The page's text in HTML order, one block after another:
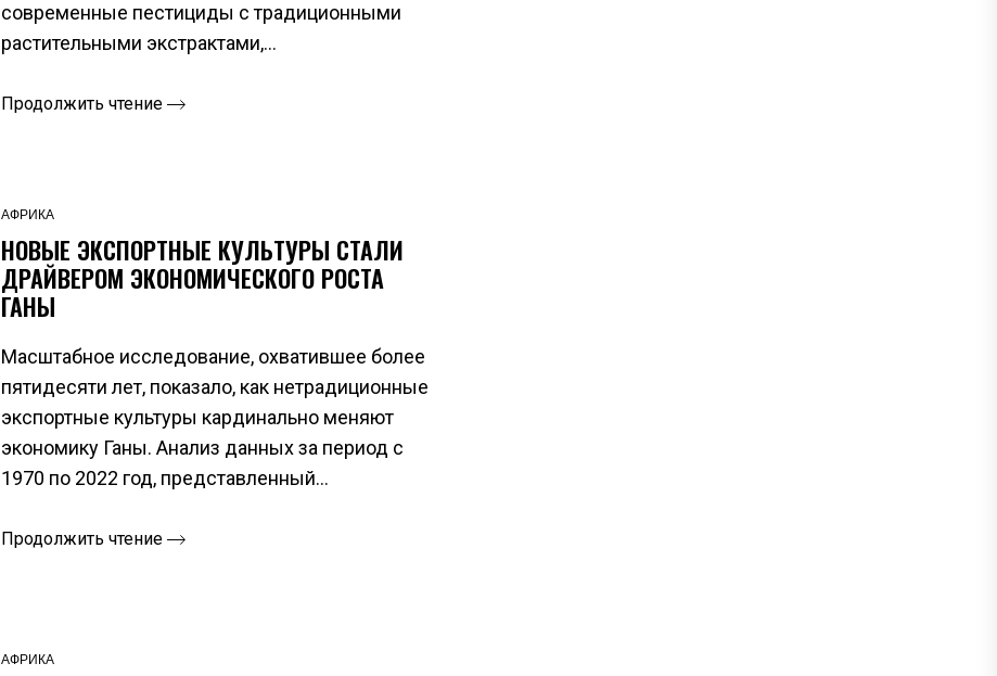
современные пестициды с традиционными
растительными экстрактами,...
Продолжить чтение
АФРИКА
НОВЫЕ ЭКСПОРТНЫЕ КУЛЬТУРЫ СТАЛИ
ДРАЙВЕРОМ ЭКОНОМИЧЕСКОГО РОСТА
ГАНЫ
Масштабное исследование, охватившее более
пятидесяти лет, показало, как нетрадиционные
экспортные культуры кардинально меняют
экономику Ганы. Анализ данных за период с
1970 по 2022 год, представленный...
Продолжить чтение
АФРИКА